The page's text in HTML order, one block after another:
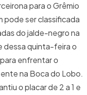
para o Grêmio
pode ser classificada
do jalde-negro na
dessa quinta-feira o
enfrentar o
na Boca do Lobo.
o placar de 2 a 1 e